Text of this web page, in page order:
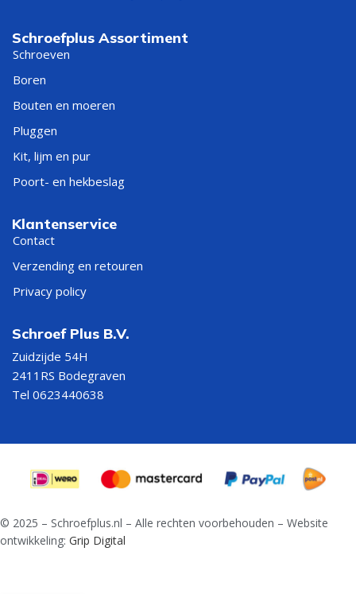
Schroefplus Assortiment
Schroeven
Boren
Bouten en moeren
Pluggen
Kit, lijm en pur
Poort- en hekbeslag
Klantenservice
Contact
Verzending en retouren
Privacy policy
Schroef Plus B.V.
Zuidzijde 54H
2411RS Bodegraven
Tel 0623440638
© 2025 – Schroefplus.nl – Alle rechten voorbehouden – Website
ontwikkeling: Grip Digital